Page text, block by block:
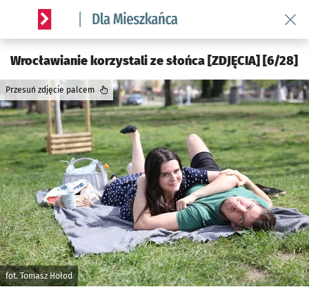
Serwis informacyjny wroclaw.pl podserwis: Dla mieszkańca
Wrocławianie korzystali ze słońca [ZDJĘCIA] [6/28]
fot. Tomasz Hołod
Przesuń zdjęcie palcem